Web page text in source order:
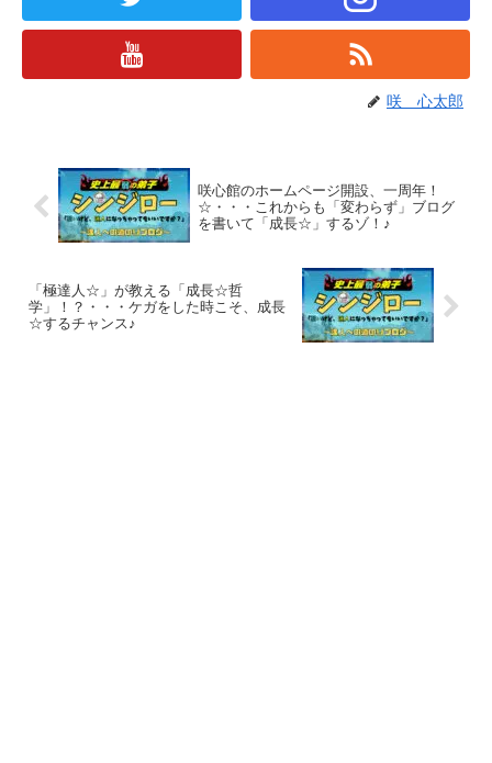
咲 心太郎
咲心館のホームページ開設、一周年！
☆・・・これからも「変わらず」ブログ
を書いて「成長☆」するゾ！♪
「極達人☆」が教える「成長☆哲
学」！？・・・ケガをした時こそ、成長
☆するチャンス♪